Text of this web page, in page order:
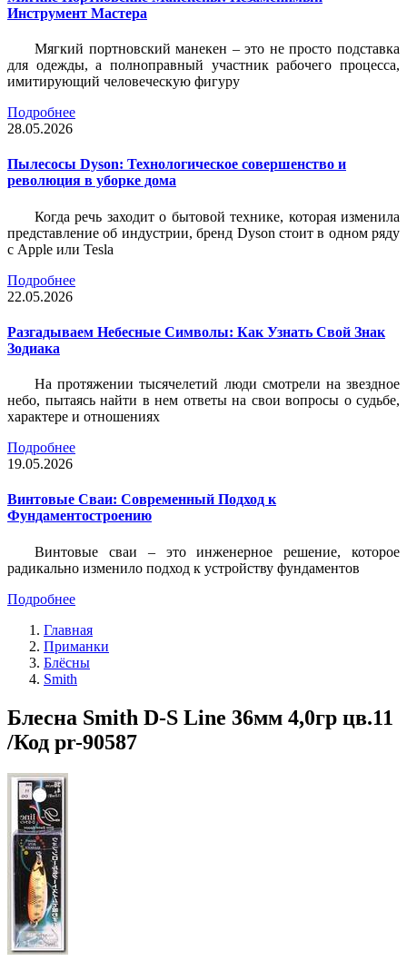
Инструмент Мастера
Мягкий портновский манекен – это не просто подставка
для одежды, а полноправный участник рабочего процесса,
имитирующий человеческую фигуру
Подробнее
28.05.2026
Пылесосы Dyson: Технологическое совершенство и
революция в уборке дома
Когда речь заходит о бытовой технике, которая изменила
представление об индустрии, бренд Dyson стоит в одном ряду
с Apple или Tesla
Подробнее
22.05.2026
Разгадываем Небесные Символы: Как Узнать Свой Знак
Зодиака
На протяжении тысячелетий люди смотрели на звездное
небо, пытаясь найти в нем ответы на свои вопросы о судьбе,
характере и отношениях
Подробнее
19.05.2026
Винтовые Сваи: Современный Подход к
Фундаментостроению
Винтовые сваи – это инженерное решение, которое
радикально изменило подход к устройству фундаментов
Подробнее
Главная
Приманки
Блёсны
Smith
Блесна Smith D-S Line 36мм 4,0гр цв.11
/Код pr-90587